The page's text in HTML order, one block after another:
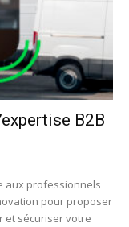
B2B
aux professionnels
pour proposer
et sécuriser votre